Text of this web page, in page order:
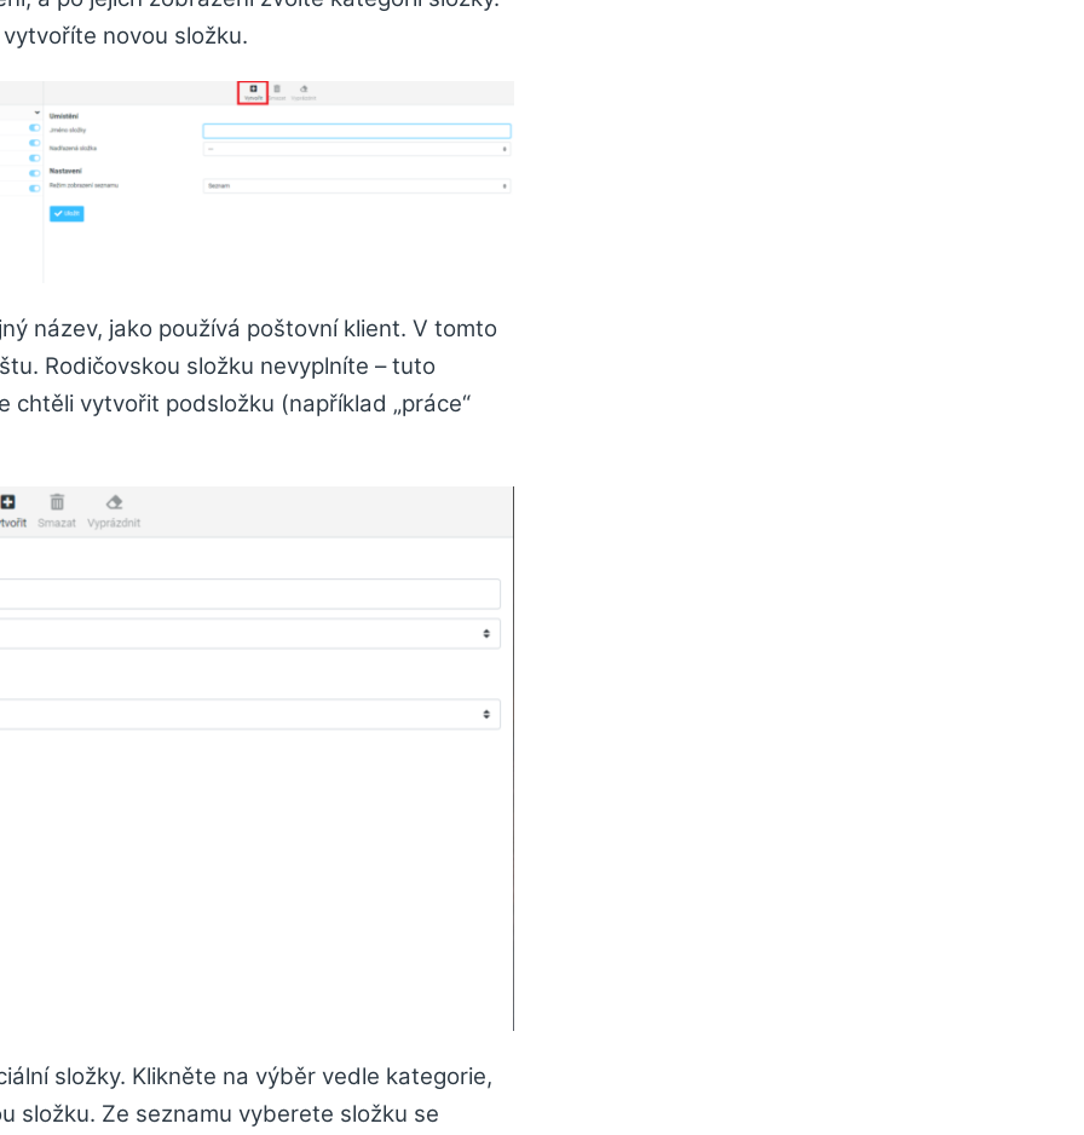
novou složku.
název, jako používá poštovní klient. V tomto
Rodičovskou složku nevyplníte – tuto
vytvořit podsložku (například „práce“
složky. Klikněte na výběr vedle kategorie,
složku. Ze seznamu vyberete složku se